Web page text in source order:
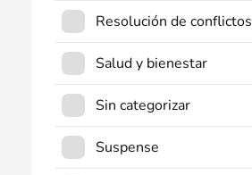
Resolución de conflictos
Salud y bienestar
Sin categorizar
Suspense